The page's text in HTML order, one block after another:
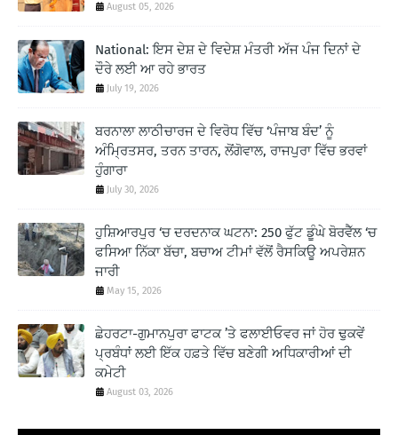
August 05, 2026
National: ਇਸ ਦੇਸ਼ ਦੇ ਵਿਦੇਸ਼ ਮੰਤਰੀ ਅੱਜ ਪੰਜ ਦਿਨਾਂ ਦੇ
ਦੌਰੇ ਲਈ ਆ ਰਹੇ ਭਾਰਤ
July 19, 2026
ਬਰਨਾਲਾ ਲਾਠੀਚਾਰਜ ਦੇ ਵਿਰੋਧ ਵਿੱਚ ‘ਪੰਜਾਬ ਬੰਦ’ ਨੂੰ
ਅੰਮ੍ਰਿਤਸਰ, ਤਰਨ ਤਾਰਨ, ਲੋਂਗੋਵਾਲ, ਰਾਜਪੁਰਾ ਵਿੱਚ ਭਰਵਾਂ
ਹੁੰਗਾਰਾ
July 30, 2026
ਹੁਸ਼ਿਆਰਪੁਰ ‘ਚ ਦਰਦਨਾਕ ਘਟਨਾ: 250 ਫੁੱਟ ਡੂੰਘੇ ਬੋਰਵੈੱਲ ‘ਚ
ਫਸਿਆ ਨਿੱਕਾ ਬੱਚਾ, ਬਚਾਅ ਟੀਮਾਂ ਵੱਲੋਂ ਰੈਸਕਿਊ ਅਪਰੇਸ਼ਨ
ਜਾਰੀ
May 15, 2026
ਛੇਹਰਟਾ-ਗੁਮਾਨਪੁਰਾ ਫਾਟਕ ’ਤੇ ਫਲਾਈਓਵਰ ਜਾਂ ਹੋਰ ਢੁਕਵੇਂ
ਪ੍ਰਬੰਧਾਂ ਲਈ ਇੱਕ ਹਫ਼ਤੇ ਵਿੱਚ ਬਣੇਗੀ ਅਧਿਕਾਰੀਆਂ ਦੀ
ਕਮੇਟੀ
August 03, 2026